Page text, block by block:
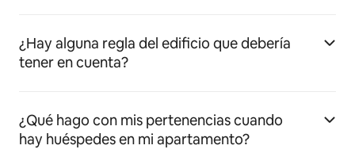
¿Hay alguna regla del edificio que debería
tener en cuenta?
¿Qué hago con mis pertenencias cuando
hay huéspedes en mi apartamento?